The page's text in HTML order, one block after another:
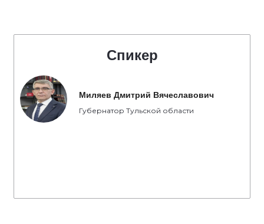
Спикер
Миляев Дмитрий Вячеславович
Губернатор Тульской области